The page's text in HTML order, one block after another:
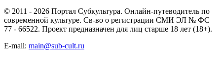
© 2011 - 2026 Портал Субкультура. Онлайн-путеводитель по
современной культуре. Св-во о регистрации СМИ ЭЛ № ФС
77 - 66522. Проект предназначен для лиц старше 18 лет (18+).
E-mail: main@sub-cult.ru